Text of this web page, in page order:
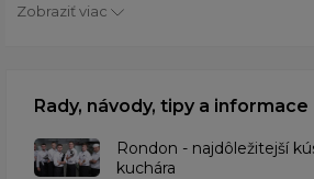
Zobraziť viac
Rady, návody, tipy a informace
Rondon - najdôležitejší
kuchára